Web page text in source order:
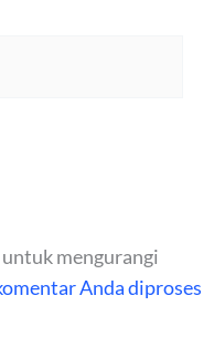
mengurangi
Anda diproses